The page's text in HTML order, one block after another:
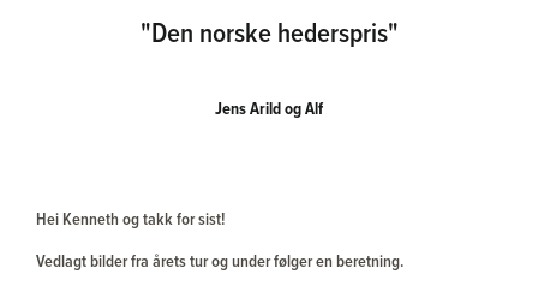
"Den norske hederspris"
Jens Arild og Alf
Hei Kenneth og takk for sist!
Vedlagt bilder fra årets tur og under følger en beretning.